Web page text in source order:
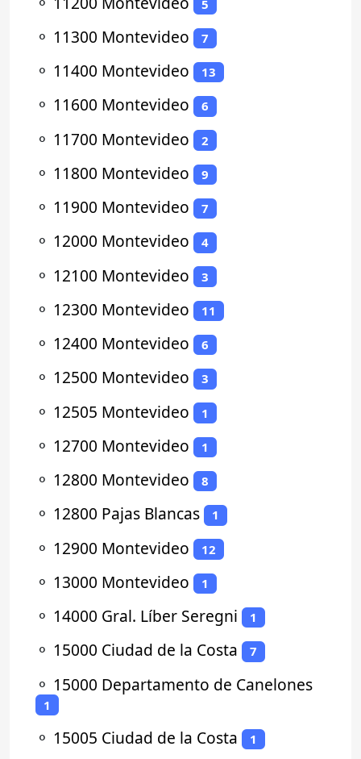
5
⚬ 11300 Montevideo 7
⚬ 11400 Montevideo 13
⚬ 11600 Montevideo 6
⚬ 11700 Montevideo 2
⚬ 11800 Montevideo 9
⚬ 11900 Montevideo 7
⚬ 12000 Montevideo 4
⚬ 12100 Montevideo 3
⚬ 12300 Montevideo 11
⚬ 12400 Montevideo 6
⚬ 12500 Montevideo 3
⚬ 12505 Montevideo 1
⚬ 12700 Montevideo 1
⚬ 12800 Montevideo 8
⚬ 12800 Pajas Blancas 1
⚬ 12900 Montevideo 12
⚬ 13000 Montevideo 1
⚬ 14000 Gral. Líber Seregni 1
⚬ 15000 Ciudad de la Costa 7
⚬ 15000 Departamento de Canelones
1
⚬ 15005 Ciudad de la Costa 1